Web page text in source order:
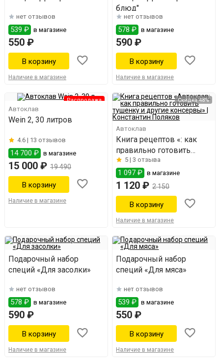
нет отзывов
539 ₽ в магазине
550 ₽
Наличие в магазине
блюд"
нет отзывов
578 ₽ в магазине
590 ₽
Наличие в магазине
Распродажа
Автоклав
Wein 2, 30 литров
4.6 | 13 отзывов
14 700 ₽ в магазине
15 000 ₽ 19 490
Наличие в магазине
Скидка 48%
Автоклав
Книга рецептов «: как
правильно готовить
тушенку и другие
консервы»
5 |3 отзыва
1 097 ₽ в магазине
1 120 ₽ 2 150
Наличие в магазине
Подарочный набор
специй «Для засолки»
нет отзывов
578 ₽ в магазине
590 ₽
Наличие в магазине
Подарочный набор
специй «Для мяса»
нет отзывов
539 ₽ в магазине
550 ₽
Наличие в магазине